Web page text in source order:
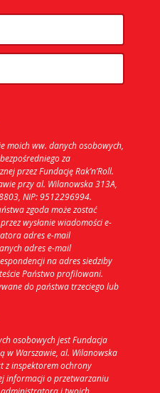
moich ww. danych osobowych,
za
przez Fundację Rak’n’Roll.
przy al. Wilanowska 313A,
NIP: 9512296994.
zgoda może zostać
wysłanie wiadomości e-
adres e-mail
adres e-mail
na adres siedziby
Państwo profilowani.
do państwa trzeciego lub
osobowych jest Fundacja
w Warszawie, al. Wilanowska
z inspektorem ochrony
informacji o przetwarzaniu